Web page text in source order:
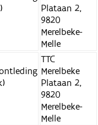
Plataan 2,
9820
Merelbeke-
Melle
TTC
Merelbeke
Plataan 2,
9820
Merelbeke-
Melle